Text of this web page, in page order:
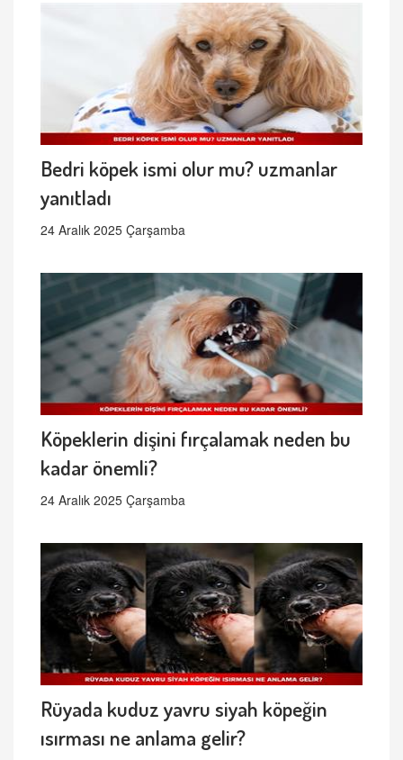
Bedri köpek ismi olur mu? uzmanlar
yanıtladı
24 Aralık 2025 Çarşamba
Köpeklerin dişini fırçalamak neden bu
kadar önemli?
24 Aralık 2025 Çarşamba
Rüyada kuduz yavru siyah köpeğin
ısırması ne anlama gelir?